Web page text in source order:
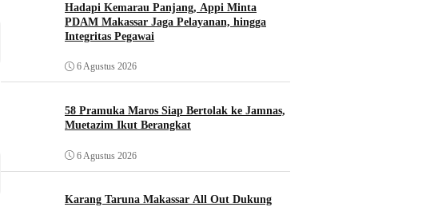
Hadapi Kemarau Panjang, Appi Minta
PDAM Makassar Jaga Pelayanan, hingga
Integritas Pegawai
6 Agustus 2026
58 Pramuka Maros Siap Bertolak ke Jamnas,
Muetazim Ikut Berangkat
6 Agustus 2026
Karang Taruna Makassar All Out Dukung